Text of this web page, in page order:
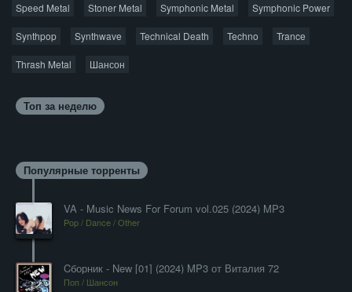
Speed Metal Stoner Metal Symphonic Metal Symphonic Power
Synthpop Synthwave Technical Death Techno Trance
Thrash Metal Шансон
Топ за неделю
Популярные торренты
VA - Music News For Forum vol.025 (2024) MP3
Pop / Dance / Other
Cборник - New [01] (2024) MP3 от Виталия 72
Поп / Шансон